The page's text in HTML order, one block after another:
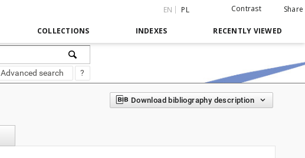
EN PL Contrast Share
COLLECTIONS INDEXES RECENTLY VIEWED
Advanced search ?
Download bibliography description